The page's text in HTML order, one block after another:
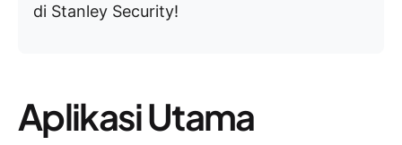
di Stanley Security!
Aplikasi Utama